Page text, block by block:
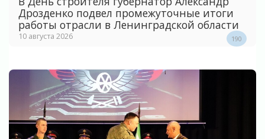
Дрозденко подвел промежуточные итоги
работы отрасли в Ленинградской области
10 августа 2026 190